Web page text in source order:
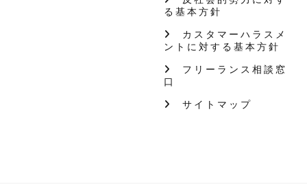
る基本方針
カスタマーハラスメ
ントに対する基本方針
フリーランス相談窓
口
サイトマップ